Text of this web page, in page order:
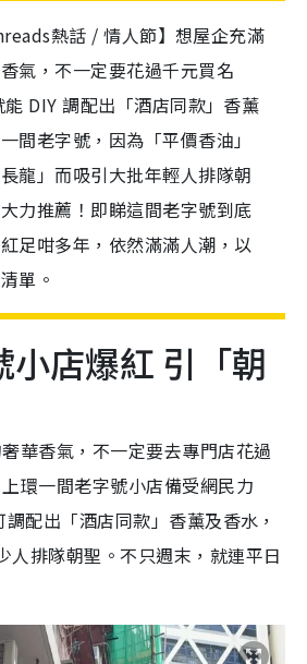
熱話 / 情人節】想屋企充滿
氣，不一定要花過千元買名
DIY 調配出「酒店同款」香薰
間老字號，因為「平價香油」
龍」而吸引大批年輕人排隊朝
力推薦！即睇這間老字號到底
足咁多年，依然滿滿人潮，以
單。
小店爆紅 引「朝
華香氣，不一定要去專門店花過
環一間老字號小店備受網民力
配出「酒店同款」香薰及香水，
人排隊朝聖。不只週末，就連平日